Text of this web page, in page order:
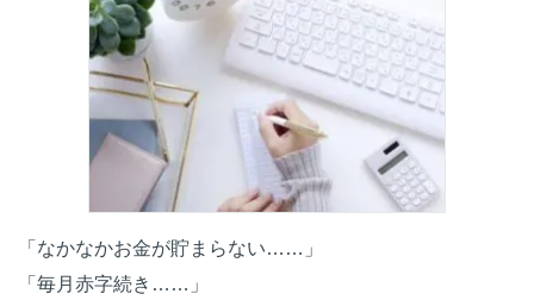
「なかなかお金が貯まらない……」
「毎月赤字続き……」